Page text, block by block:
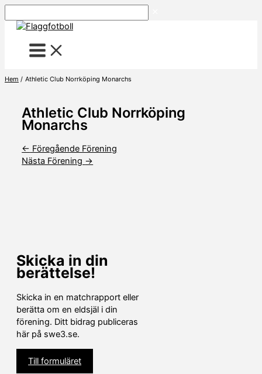
till
Hem Athletic Club Norrköping Monarchs
Athletic Club Norrköping
Monarchs
← Föregående Förening
Nästa Förening →
Skicka in din
berättelse!
Skicka in en matchrapport eller
berätta om en eldsjäl i din
förening. Ditt bidrag publiceras
här på swe3.se.
Till formuläret